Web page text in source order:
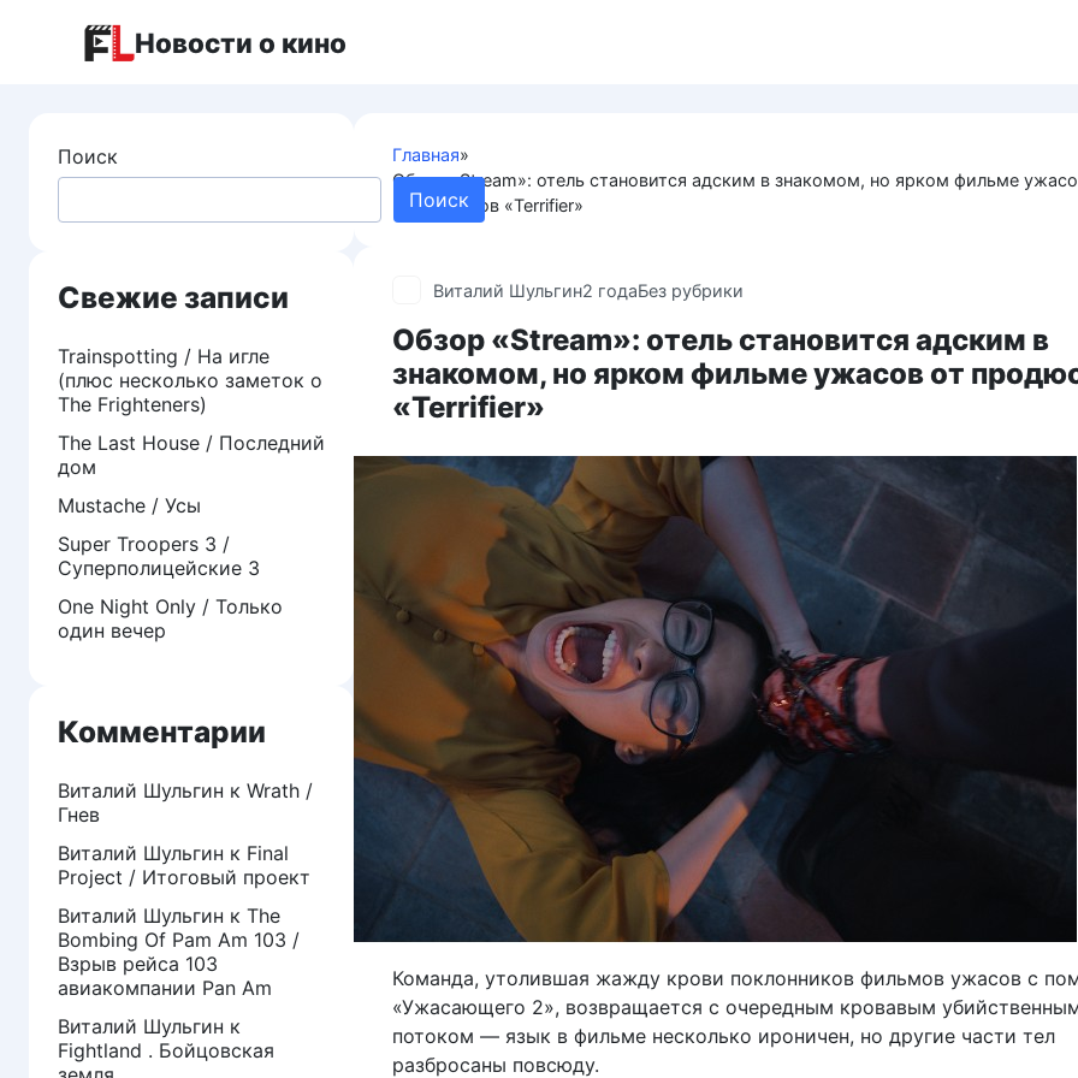
Новости о кино
Главная»
Обзор «Stream»: отель становится адским в знакомом, но ярком фильме
продюсеров «Terrifier»
Виталий Шульгин2 годаБез рубрики
Обзор «Stream»: отель становится адским в
знакомом, но ярком фильме ужасов от
«Terrifier»
Команда, утолившая жажду крови поклонников фильмов ужасов с
«Ужасающего 2», возвращается с очередным кровавым
потоком — язык в фильме несколько ироничен, но другие части тел
разбросаны повсюду.
Поиск
Поиск
Свежие записи
Trainspotting / На игле
(плюс несколько заметок о
The Frighteners)
The Last House / Последний
дом
Mustache / Усы
Super Troopers 3 /
Суперполицейские 3
One Night Only / Только
один вечер
Комментарии
Виталий Шульгин к Wrath /
Гнев
Виталий Шульгин к Final
Project / Итоговый проект
Виталий Шульгин к The
Bombing Of Pam Am 103 /
Взрыв рейса 103
авиакомпании Pan Am
Виталий Шульгин к
Fightland . Бойцовская